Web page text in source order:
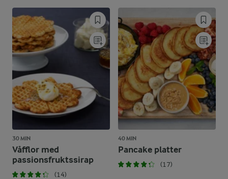
30 MIN
Våfflor med
passionsfruktssirap
(14)
40 MIN
Pancake platter
(17)